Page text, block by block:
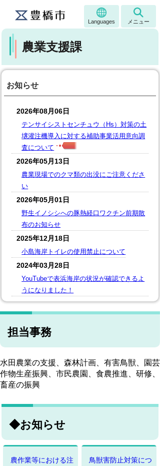
Languages メニュー
農業支援課
お知らせ
2026年08月06日
テンサイシストセンチュウ（Hs）対策の土
壌灌注機導入に対する補助事業活用意向調
査について
2026年05月13日
農業現場でのクマ類の出没にご注意くださ
い
2026年05月01日
野生イノシシへの豚熱経口ワクチン前期散
布のお知らせ
2025年12月18日
小島海岸トイレの使用禁止について
2024年03月28日
YouTubeで表浜海岸の状況が確認できるよ
うになりました！
担当事務
水田農業の支援、森林計画、有害鳥獣、園芸
作物生産振興、市民農園、食農推進、研修、
畜産の振興
◆お知らせ
農作業等における注
鳥獣害防止対策につ